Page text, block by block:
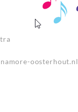
oosterhout.nl